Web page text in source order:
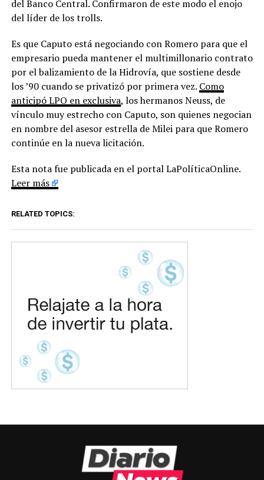
del Banco Central. Confirmaron de este modo el enojo
del líder de los trolls.
Es que Caputo está negociando con Romero para que el
empresario pueda mantener el multimillonario contrato
por el balizamiento de la Hidrovía, que sostiene desde
los ’90 cuando se privatizó por primera vez. Como
anticipó LPO en exclusiva, los hermanos Neuss, de
vínculo muy estrecho con Caputo, son quienes negocian
en nombre del asesor estrella de Milei para que Romero
continúe en la nueva licitación.
Esta nota fue publicada en el portal LaPolíticaOnline.
Leer más
RELATED TOPICS: